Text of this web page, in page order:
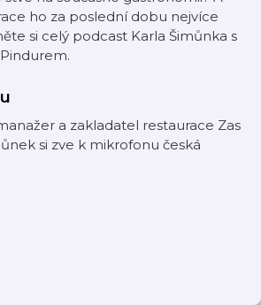
ho za poslední dobu nejvíce
si celý podcast Karla Šimůnka s
a zakladatel restaurace Zas
si zve k mikrofonu česká